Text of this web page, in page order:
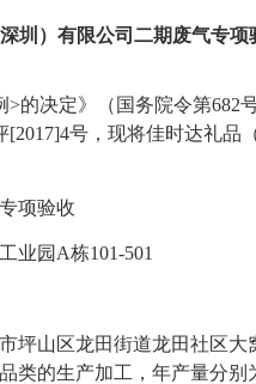
圳）有限公司二期废气专项
>的决定》（国务院令第682
[2017]4号，现将佳时达礼品
项验收
业园 A栋101-501
坪山区龙田街道龙田社区大
类的生产加工，年产量分别